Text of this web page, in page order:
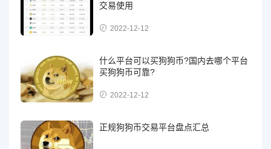
交易使用
2022-12-12
什么平台可以买狗狗币?国内去哪个平台
买狗狗币可靠?
2022-12-12
正规狗狗币交易平台盘点汇总